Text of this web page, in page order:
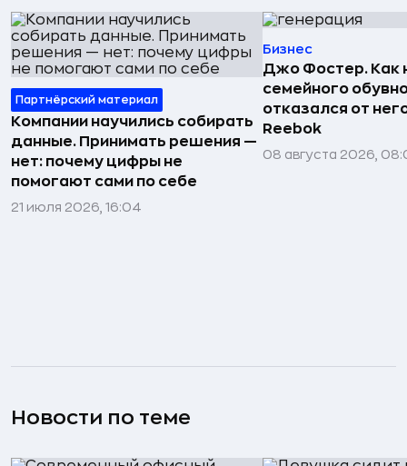
Партнёрский материал
Компании научились собирать
данные. Принимать решения —
нет: почему цифры не
помогают сами по себе
21 июля 2026, 16:04
Бизнес
Джо Фостер. Как
семейного
отказался от
Reebok
08 августа 2026,
Новости по теме